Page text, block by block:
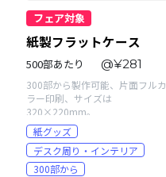
フェア対象
紙製フラットケース
500部あたり @¥281
300部から製作可能、片面フルカ
ラー印刷、サイズは
320×220mm。
紙グッズ
デスク周り・インテリア
300部から